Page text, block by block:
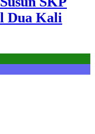
Dua Kali